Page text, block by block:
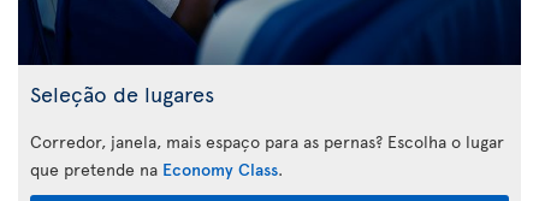
Seleção de lugares
Corredor, janela, mais espaço para as pernas? Escolha o lugar
que pretende na Economy Class.